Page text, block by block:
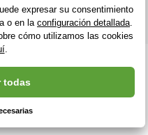
desdeRIESENIA